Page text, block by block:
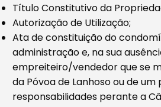
Título Constitutivo da
Autorização de Utilização;
Ata de constituição do
administração e, na sua
empreiteiro/vendedor que se
da Póvoa de Lanhoso ou de
responsabilidades perante a